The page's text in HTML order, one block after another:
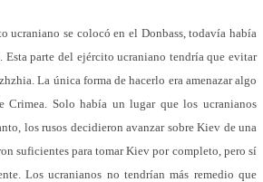
ucraniano se colocó en el Donbass, todavía había
Esta parte del ejército ucraniano tendría que evitar
La única forma de hacerlo era amenazar algo
Solo había un lugar que los ucranianos
los rusos decidieron avanzar sobre Kiev de una
suficientes para tomar Kiev por completo, pero sí
Los ucranianos no tendrían más remedio que